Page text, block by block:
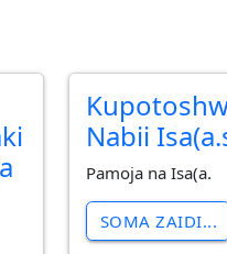
Nabii
Pamoja na Isa(a.
SOMA ZAIDI...